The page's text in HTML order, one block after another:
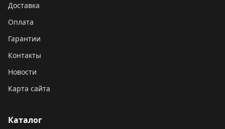
Доставка
Оплата
Гарантии
Контакты
Новости
Карта сайта
Каталог